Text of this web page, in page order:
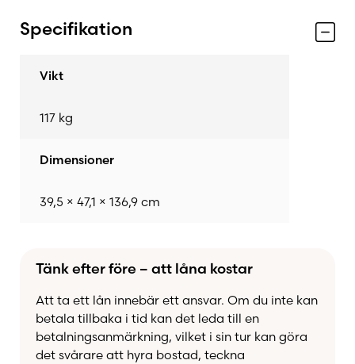
Specifikation
Vikt
117 kg
Dimensioner
39,5 × 47,1 × 136,9 cm
Tänk efter före – att låna kostar
Att ta ett lån innebär ett ansvar. Om du inte kan
betala tillbaka i tid kan det leda till en
betalningsanmärkning, vilket i sin tur kan göra
det svårare att hyra bostad, teckna